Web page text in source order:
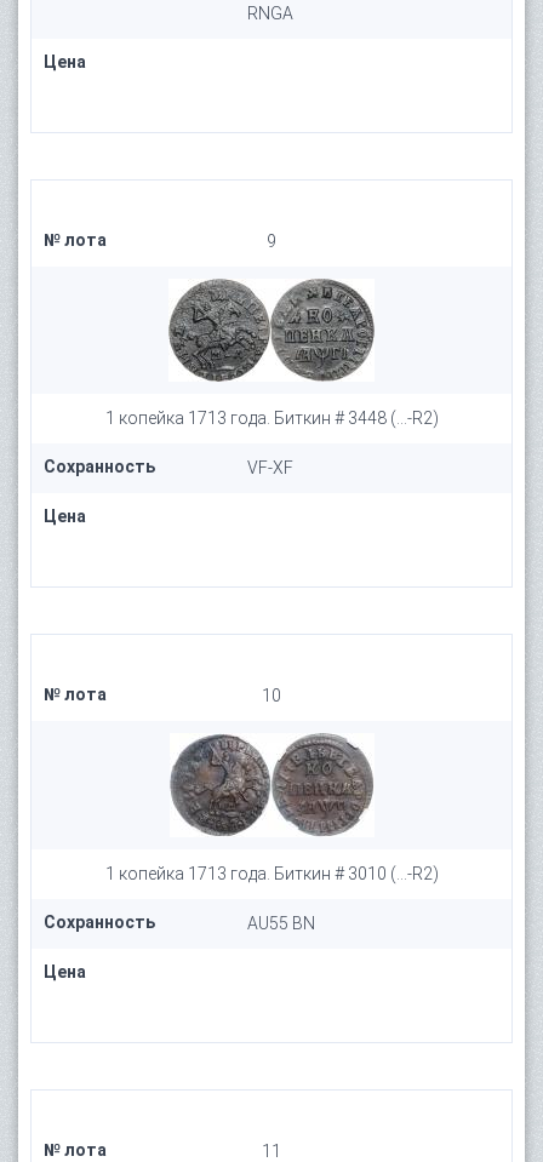
RNGA
Цена
№ лота 9
1 копейка 1713 года. Биткин # 3448 (...-R2)
Сохранность VF-XF
Цена
№ лота 10
1 копейка 1713 года. Биткин # 3010 (...-R2)
Сохранность AU55 BN
Цена
№ лота 11